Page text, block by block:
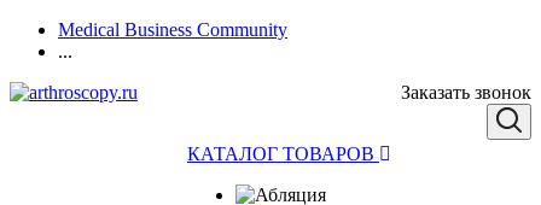
Medical Business Community
...
Заказать звонок
КАТАЛОГ ТОВАРОВ